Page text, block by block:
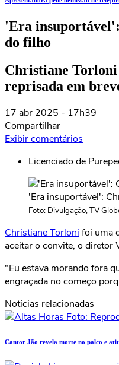
'Era
do filho
Christiane Torloni
reprisada em
17 abr 2025 - 17h39
Compartilhar
Exibir comentários
Licenciado de
'Era insuportável':
Foto: Divulgação, TV
Christiane Torloni foi uma
aceitar o convite, o diretor
"Eu estava morando fora
engraçada no começo
Notícias relacionadas
Cantor Jão revela morte no palco e